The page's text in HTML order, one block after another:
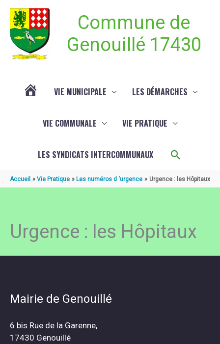
Commune de
Genouillé 17430
VIE MUNICIPALE LES DÉMARCHES
VIE COMMUNALE VIE PRATIQUE
LES SYNDICATS INTERCOMMUNAUX
Accueil Vie Pratique Les numéros d ‘urgence Urgence : les Hôpitaux
Urgence : les Hôpitaux
Mairie de Genouillé
6 bis Rue de la Garenne,
17430 Genouillé